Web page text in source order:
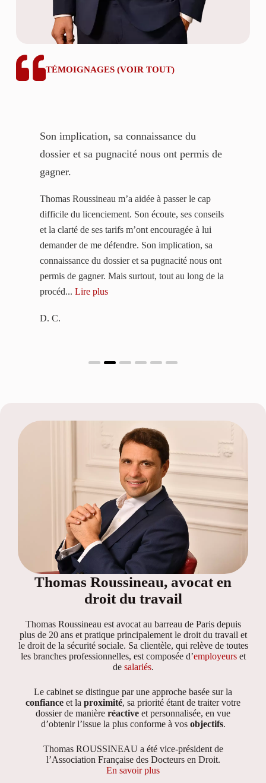
TÉMOIGNAGES (VOIR TOUT)
Son implication, sa connaissance du
dossier et sa pugnacité nous ont permis de
gagner.
Thomas Roussineau m’a aidée à passer le cap
difficile du licenciement. Son écoute, ses conseils
et la clarté de ses tarifs m’ont encouragée à lui
demander de me défendre. Son implication, sa
connaissance du dossier et sa pugnacité nous ont
permis de gagner. Mais surtout, tout au long de la
procéd... Lire plus
D. C.
Thomas Roussineau, avocat en
droit du travail
Thomas Roussineau est avocat au barreau de Paris depuis
plus de 20 ans et pratique principalement le droit du travail et
le droit de la sécurité sociale. Sa clientèle, qui relève de toutes
les branches professionnelles, est composée d’employeurset
de salariés.
Le cabinet se distingue par une approche basée sur la
confiance et la proximité, sa priorité étant de traiter votre
dossier de manière réactive et personnalisée, en vue
d’obtenir l’issue la plus conforme à vos objectifs.
Thomas ROUSSINEAU a été vice-président de
l’Association Française des Docteurs en Droit.
En savoir plus